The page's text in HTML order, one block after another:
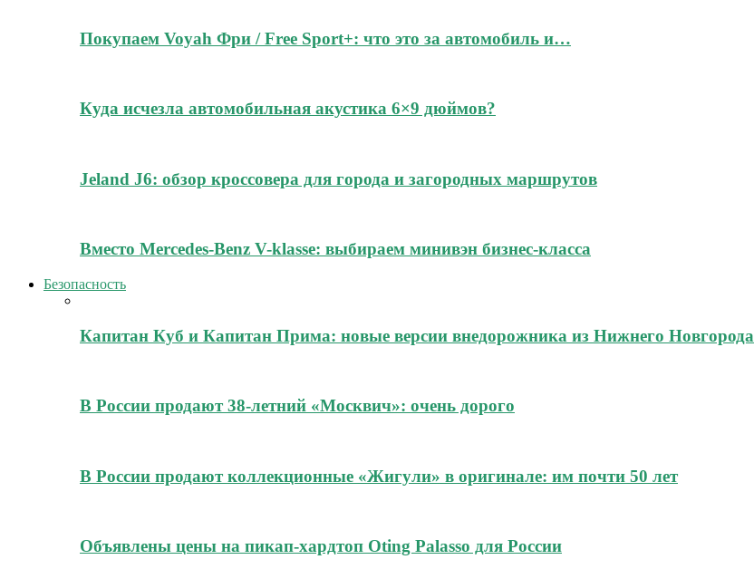
Покупаем Voyah Фри / Free Sport+: что это за автомобиль и…
Куда исчезла автомобильная акустика 6×9 дюймов?
Jeland J6: обзор кроссовера для города и загородных маршрутов
Вместо Mercedes-Benz V-klasse: выбираем минивэн бизнес-класса
Безопасность
Капитан Куб и Капитан Прима: новые версии внедорожника из Нижнего Новгорода
В России продают 38-летний «Москвич»: очень дорого
В России продают коллекционные «Жигули» в оригинале: им почти 50 лет
Объявлены цены на пикап-хардтоп Oting Palasso для России